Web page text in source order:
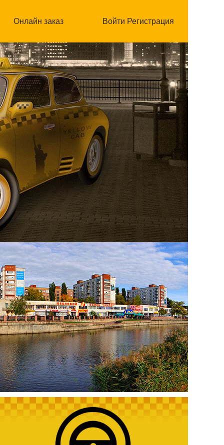
Онлайн заказ Войти Регистрация